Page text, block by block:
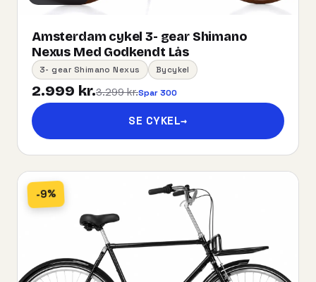
Amsterdam cykel 3- gear Shimano
Nexus Med Godkendt Lås
3- gear Shimano Nexus Bycykel
2.999 kr.3.299 kr.Spar 300
SE CYKEL→
-9%